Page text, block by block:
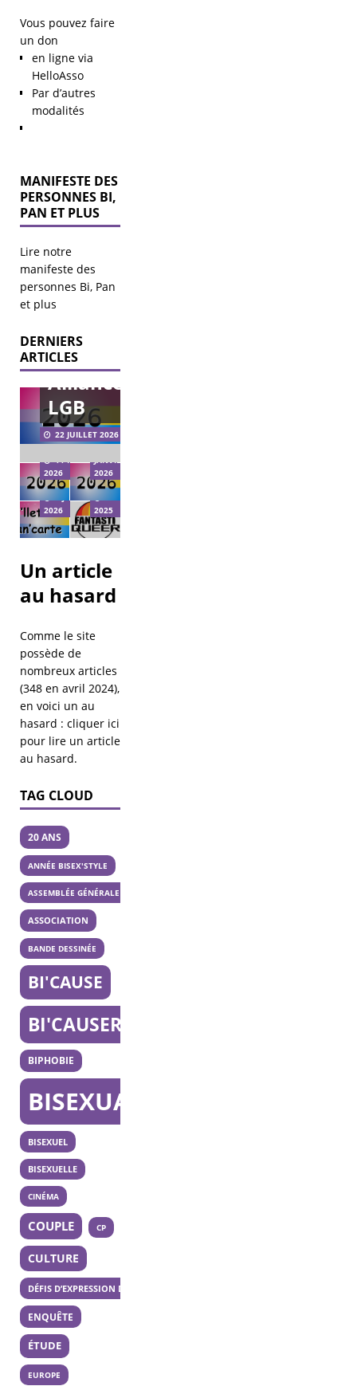
Vous pouvez faire
un don
en ligne via
HelloAsso
Par d’autres
modalités
MANIFESTE DES
PERSONNES BI,
PAN ET PLUS
Lire notre
manifeste des
personnes Bi, Pan
et plus
DERNIERS
ARTICLES
Mise au
point
sur
Alliance
LGB
22 JUILLET 2026
Élections
municipales
LGBT+ à
l’échelle
municipale.
2026
Vœux
2026
21
2026
Bi’llet +
Pan’Carte
2026
8 JANVIER
2026
Bi’Cause
reçoit
Fantastiqueer
2025
Un article
au hasard
Comme le site
possède de
nombreux articles
(348 en avril 2024),
en voici un au
hasard : cliquer ici
pour lire un article
au hasard.
TAG CLOUD
20 ANS
ANNÉE BISEX'STYLE
ASSEMBLÉE GÉNÉRALE
ASSOCIATION
BANDE DESSINÉE
BI'CAUSE
BI'CAUSERIE
BIPHOBIE
BISEXUALITÉ
BISEXUEL
BISEXUELLE
CINÉMA
COUPLE CP
CULTURE
DÉFIS D’EXPRESSION DES 20 ANS
ENQUÊTE
ÉTUDE
EUROPE